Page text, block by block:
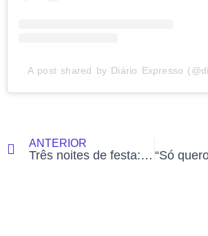
A post shared by Diário Expresso
ANTERIOR
Três noites de festa: Arraiá do Bahia Velha começa nesta sexta e promete ser o maior da comunidade